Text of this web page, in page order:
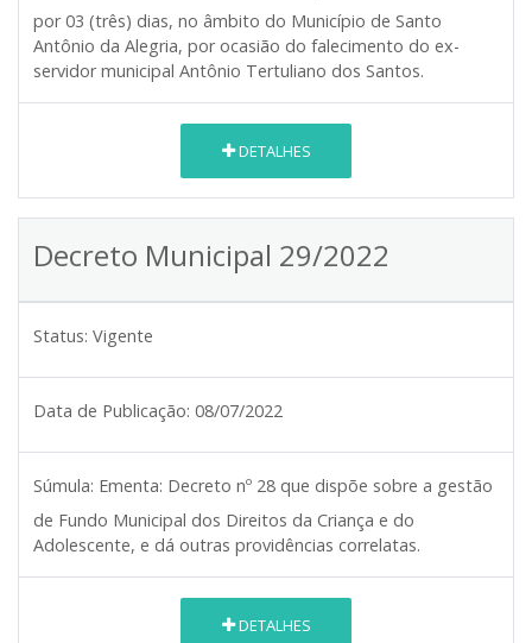
por 03 (três) dias, no âmbito do Município de Santo
Antônio da Alegria, por ocasião do falecimento do ex-
servidor municipal Antônio Tertuliano dos Santos.
DETALHES
Decreto Municipal 29/2022
Status: Vigente
Data de Publicação: 08/07/2022
Súmula: Ementa: Decreto nº 28 que dispõe sobre a gestão
de Fundo Municipal dos Direitos da Criança e do
Adolescente, e dá outras providências correlatas.
DETALHES